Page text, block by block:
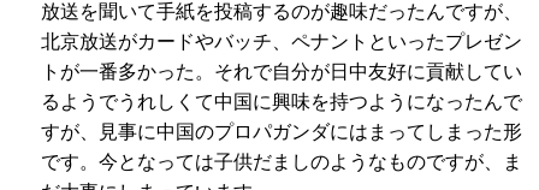
放送を聞いて手紙を投稿するのが趣味だったんですが、
北京放送がカードやバッチ、ペナントといったプレゼン
トが一番多かった。それで自分が日中友好に貢献してい
るようでうれしくて中国に興味を持つようになったんで
すが、見事に中国のプロパガンダにはまってしまった形
です。今となっては子供だましのようなものですが、ま